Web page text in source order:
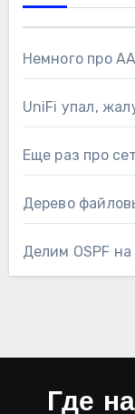
Немного про
UniFi упал,
Еще раз про
Дерево
Делим OSPF
Где